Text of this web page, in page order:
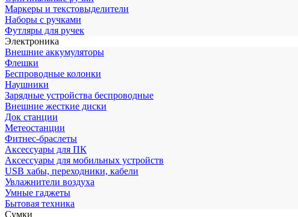
Маркеры и текстовыделители
Наборы с ручками
Футляры для ручек
Электроника
Внешние аккумуляторы
Флешки
Беспроводные колонки
Наушники
Зарядные устройства беспроводные
Внешние жесткие диски
Док станции
Метеостанции
Фитнес-браслеты
Аксессуары для ПК
Аксессуары для мобильных устройств
USB хабы, переходники, кабели
Увлажнители воздуха
Умные гаджеты
Бытовая техника
Сумки